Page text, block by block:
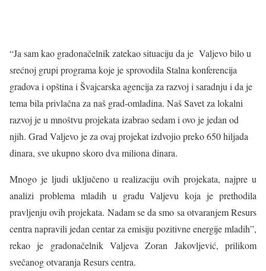
“Ja sam kao gradonačelnik zatekao situaciju da je Valjevo bilo u
srećnoj grupi programa koje je sprovodila Stalna konferencija
gradova i opština i Švajcarska agencija za razvoj i saradnju i da je
tema bila privlačna za naš grad-omladina. Naš Savet za lokalni
razvoj je u mnoštvu projekata izabrao sedam i ovo je jedan od
njih. Grad Valjevo je za ovaj projekat izdvojio preko 650 hiljada
dinara, sve ukupno skoro dva miliona dinara.
Mnogo je ljudi uključeno u realizaciju ovih projekata, najpre u
analizi problema mladih u gradu Valjevu koja je prethodila
pravljenju ovih projekata. Nadam se da smo sa otvaranjem Resurs
centra napravili jedan centar za emisiju pozitivne energije mladih”,
rekao je gradonačelnik Valjeva Zoran Jakovljević, prilikom
svečanog otvaranja Resurs centra.